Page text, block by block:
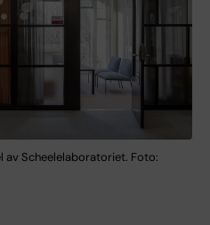
av Scheelelaboratoriet. Foto: